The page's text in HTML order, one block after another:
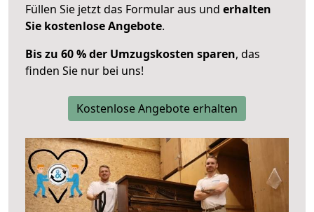
Füllen Sie jetzt das Formular aus und erhalten
Sie kostenlose Angebote.
Bis zu 60 % der Umzugskosten sparen, das
finden Sie nur bei uns!
Kostenlose Angebote erhalten